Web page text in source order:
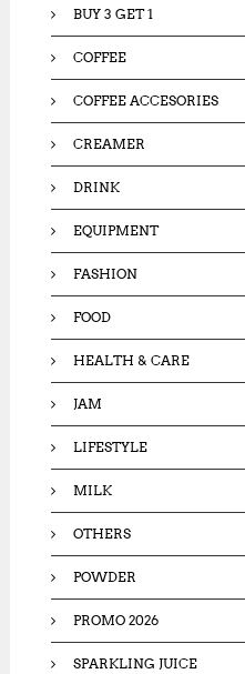
BUY 3 GET 1
COFFEE
COFFEE ACCESORIES
CREAMER
DRINK
EQUIPMENT
FASHION
FOOD
HEALTH & CARE
JAM
LIFESTYLE
MILK
OTHERS
POWDER
PROMO 2026
SPARKLING JUICE